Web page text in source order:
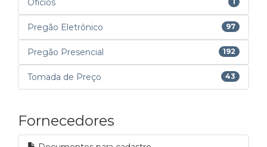
Ofícios
Pregão Eletrônico 97
Pregão Presencial 192
Tomada de Preço 43
Fornecedores